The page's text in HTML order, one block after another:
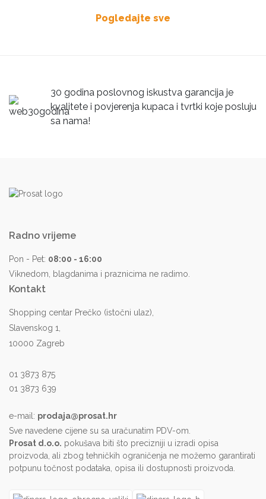
Pogledajte sve
30 godina poslovnog iskustva garancija je
kvalitete i povjerenja kupaca i tvrtki koje posluju
sa nama!
Radno vrijeme
Pon - Pet: 08:00 - 16:00
Viknedom, blagdanima i praznicima ne radimo.
Kontakt
Shopping centar Prečko (istočni ulaz),
Slavenskog 1,
10000 Zagreb
01 3873 875
01 3873 639
e-mail: prodaja@prosat.hr
Sve navedene cijene su sa uračunatim PDV-om.
Prosat d.o.o. pokušava biti što precizniji u izradi opisa
proizvoda, ali zbog tehničkih ograničenja ne možemo garantirati
potpunu točnost podataka, opisa ili dostupnosti proizvoda.